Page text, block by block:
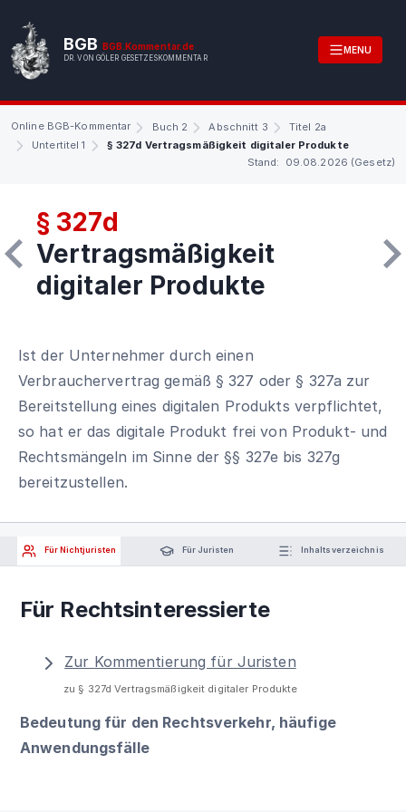
BGB BGB.Kommentar.de
DR. VON GÖLER GESETZESKOMMENTAR
MENU
Online BGB-Kommentar Buch 2 Abschnitt 3
Titel 2a
Untertitel 1
§ 327d Vertragsmäßigkeit digitaler Produkte
Stand: 09.08.2026 (Gesetz)
§ 327d
Vertragsmäßigkeit
digitaler Produkte
Ist der Unternehmer durch einen
Verbrauchervertrag gemäß § 327 oder § 327a zur
Bereitstellung eines digitalen Produkts verpflichtet,
so hat er das digitale Produkt frei von Produkt- und
Rechtsmängeln im Sinne der §§ 327e bis 327g
bereitzustellen.
Für Nichtjuristen Für Juristen Inhaltsverzeichnis
Für Rechtsinteressierte
Zur Kommentierung für Juristen
zu § 327d Vertragsmäßigkeit digitaler Produkte
Bedeutung für den Rechtsverkehr, häufige
Anwendungsfälle